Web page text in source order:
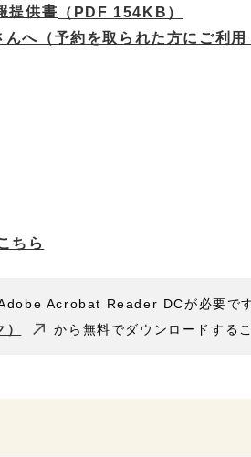
提供書 （PDF 154KB）
へ（予約を取られた方にご利用
ちら
Acrobat Reader DCが必要です
から無料でダウンロードする